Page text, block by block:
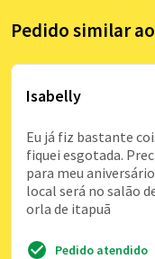
Pedido similar
Isabelly
Eu já fiz bastante
fiquei esgotada.
para meu
local será no salão
orla de itapuã
Pedido atendido